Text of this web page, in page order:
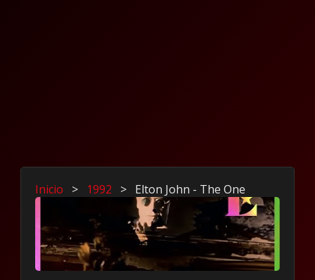
Inicio > 1992 > Elton John - The One